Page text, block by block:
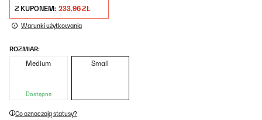
Z KUPONEM: 233,96 ZŁ
Warunki użytkowania
ROZMIAR:
Medium
Dostępne
Small
Co oznaczają statusy?